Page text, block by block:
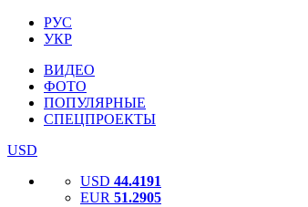
РУС
УКР
ВИДЕО
ФОТО
ПОПУЛЯРНЫЕ
СПЕЦПРОЕКТЫ
USD
USD 44.4191
EUR 51.2905